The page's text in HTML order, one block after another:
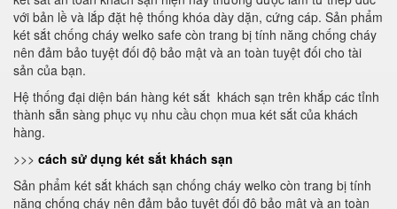
với bản lề và lắp đặt hệ thống khóa dày dặn, cứng cáp. Sản phẩm
két sắt chống cháy welko safe còn trang bị tính năng chống cháy
nên đảm bảo tuyệt đối độ bảo mật và an toàn tuyệt đối cho tài
sản của bạn.
Hệ thống đại diện bán hàng két sắt khách sạn trên khắp các tỉnh
thành sẵn sàng phục vụ nhu cầu chọn mua két sắt của khách
hàng.
>>> cách sử dụng két sắt khách sạn
Sản phẩm két sắt khách sạn chống cháy welko còn trang bị tính
năng chống cháy nên đảm bảo tuyệt đối độ bảo mật và an toàn